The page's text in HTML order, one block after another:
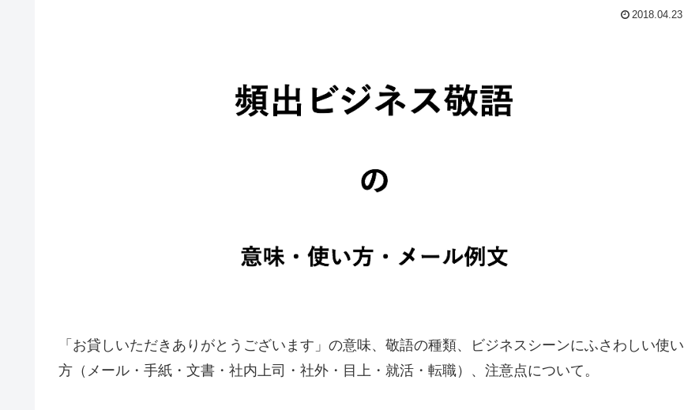
2018.04.23
「お貸しいただきありがとうございます」の意味、敬語の種類、ビジネスシーンにふさわしい使い
方（メール・手紙・文書・社内上司・社外・目上・就活・転職）、注意点について。